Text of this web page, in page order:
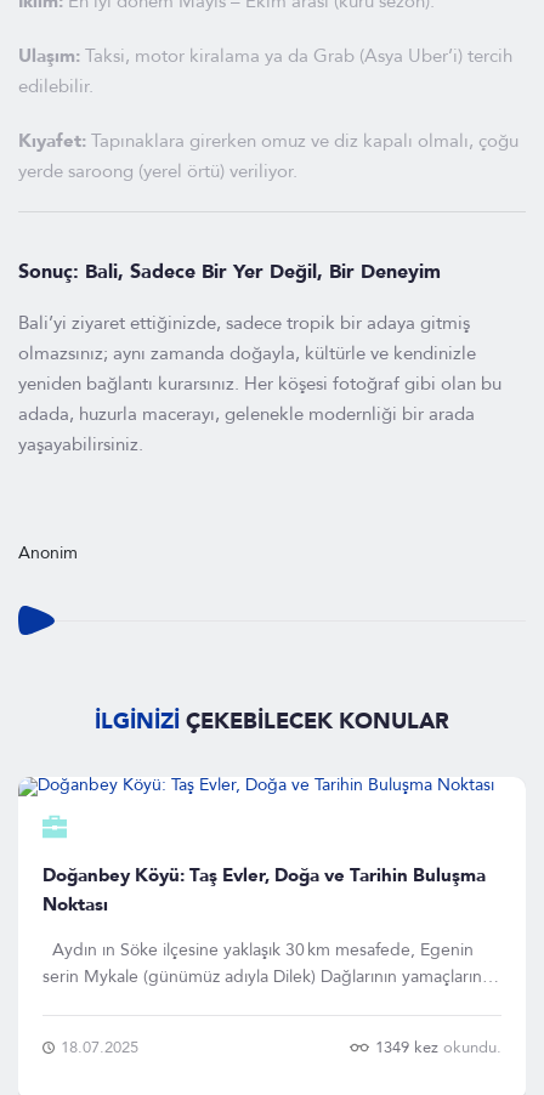
Ulaşım: Taksi, motor kiralama ya da Grab (Asya Uber’i) tercih
edilebilir.
Kıyafet: Tapınaklara girerken omuz ve diz kapalı olmalı, çoğu
yerde saroong (yerel örtü) veriliyor.
Sonuç: Bali, Sadece Bir Yer Değil, Bir Deneyim
Bali’yi ziyaret ettiğinizde, sadece tropik bir adaya gitmiş
olmazsınız; aynı zamanda doğayla, kültürle ve kendinizle
yeniden bağlantı kurarsınız. Her köşesi fotoğraf gibi olan bu
adada, huzurla macerayı, gelenekle modernliği bir arada
yaşayabilirsiniz.
Anonim
İLGİNİZİ ÇEKEBİLECEK KONULAR
Doğanbey Köyü: Taş Evler, Doğa ve Tarihin Buluşma
Noktası
serin Mykale (günümüz adıyla Dilek) Dağlarının yamaçlarına
büyüsünü taşıyan taş evler, da
18.07.2025 1349 kez okundu.